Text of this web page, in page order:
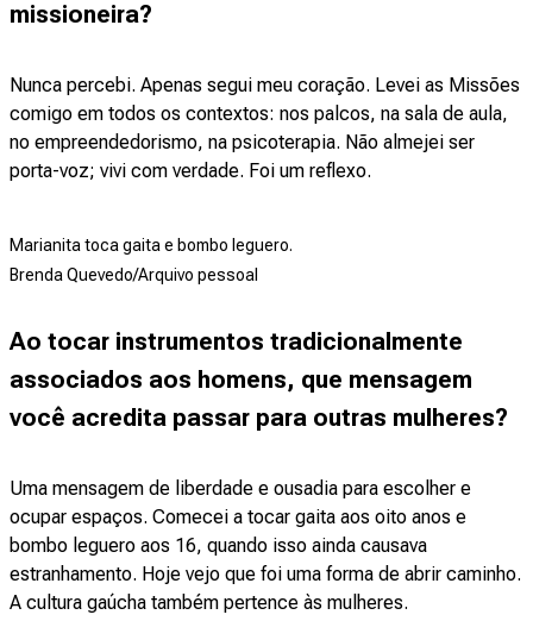
missioneira?
Nunca percebi. Apenas segui meu coração. Levei as Missões
comigo em todos os contextos: nos palcos, na sala de aula,
no empreendedorismo, na psicoterapia. Não almejei ser
porta-voz; vivi com verdade. Foi um reflexo.
Marianita toca gaita e bombo leguero.
Brenda Quevedo/Arquivo pessoal
Ao tocar instrumentos tradicionalmente
associados aos homens, que mensagem
você acredita passar para outras mulheres?
Uma mensagem de liberdade e ousadia para escolher e
ocupar espaços. Comecei a tocar gaita aos oito anos e
bombo leguero aos 16, quando isso ainda causava
estranhamento. Hoje vejo que foi uma forma de abrir caminho.
A cultura gaúcha também pertence às mulheres.